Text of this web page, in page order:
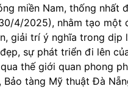
miền Nam, thống nhất
4/2025), nhằm tạo một
giải trí ý nghĩa trong dịp
sự phát triển đi lên
thế giới quan phong
Bảo tàng Mỹ thuật Đà